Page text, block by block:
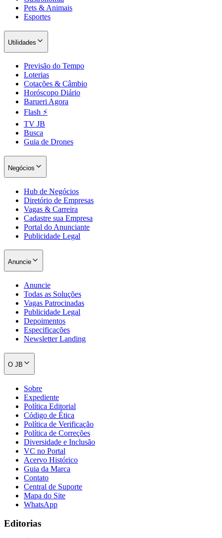
Santos
Flamengo
Pets & Animais
Esportes
Utilidades
Previsão do Tempo
Loterias
Cotações & Câmbio
Horóscopo Diário
Barueri Agora
Flash ⚡
TV JB
Busca
Guia de Drones
Negócios
Hub de Negócios
Diretório de Empresas
Vagas & Carreira
Cadastre sua Empresa
Portal do Anunciante
Publicidade Legal
Anuncie
Anuncie
Todas as Soluções
Vagas Patrocinadas
Publicidade Legal
Depoimentos
Especificações
Newsletter Landing
O JB
Sobre
Expediente
Política Editorial
Código de Ética
Política de Verificação
Política de Correções
Diversidade e Inclusão
VC no Portal
Acervo Histórico
Guia da Marca
Contato
Central de Suporte
Mapa do Site
WhatsApp
Editorias